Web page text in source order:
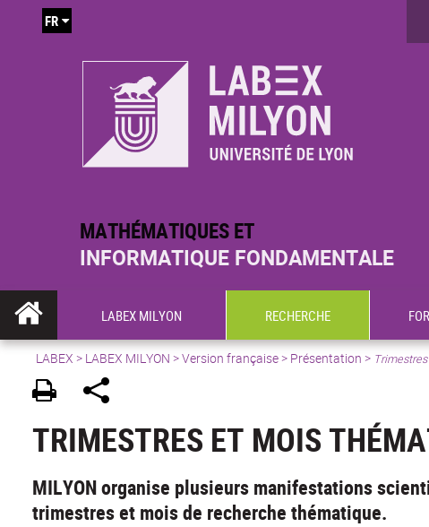
MATHÉMATIQUES ET
INFORMATIQUE FONDAMENTALE
FR
LABEX MILYON RECHERCHE
LABEX > LABEX MILYON >Version française> Présentation >
TRIMESTRES ET MOIS
MILYON organise plusieurs manifestations
trimestres et mois de recherche thématique.